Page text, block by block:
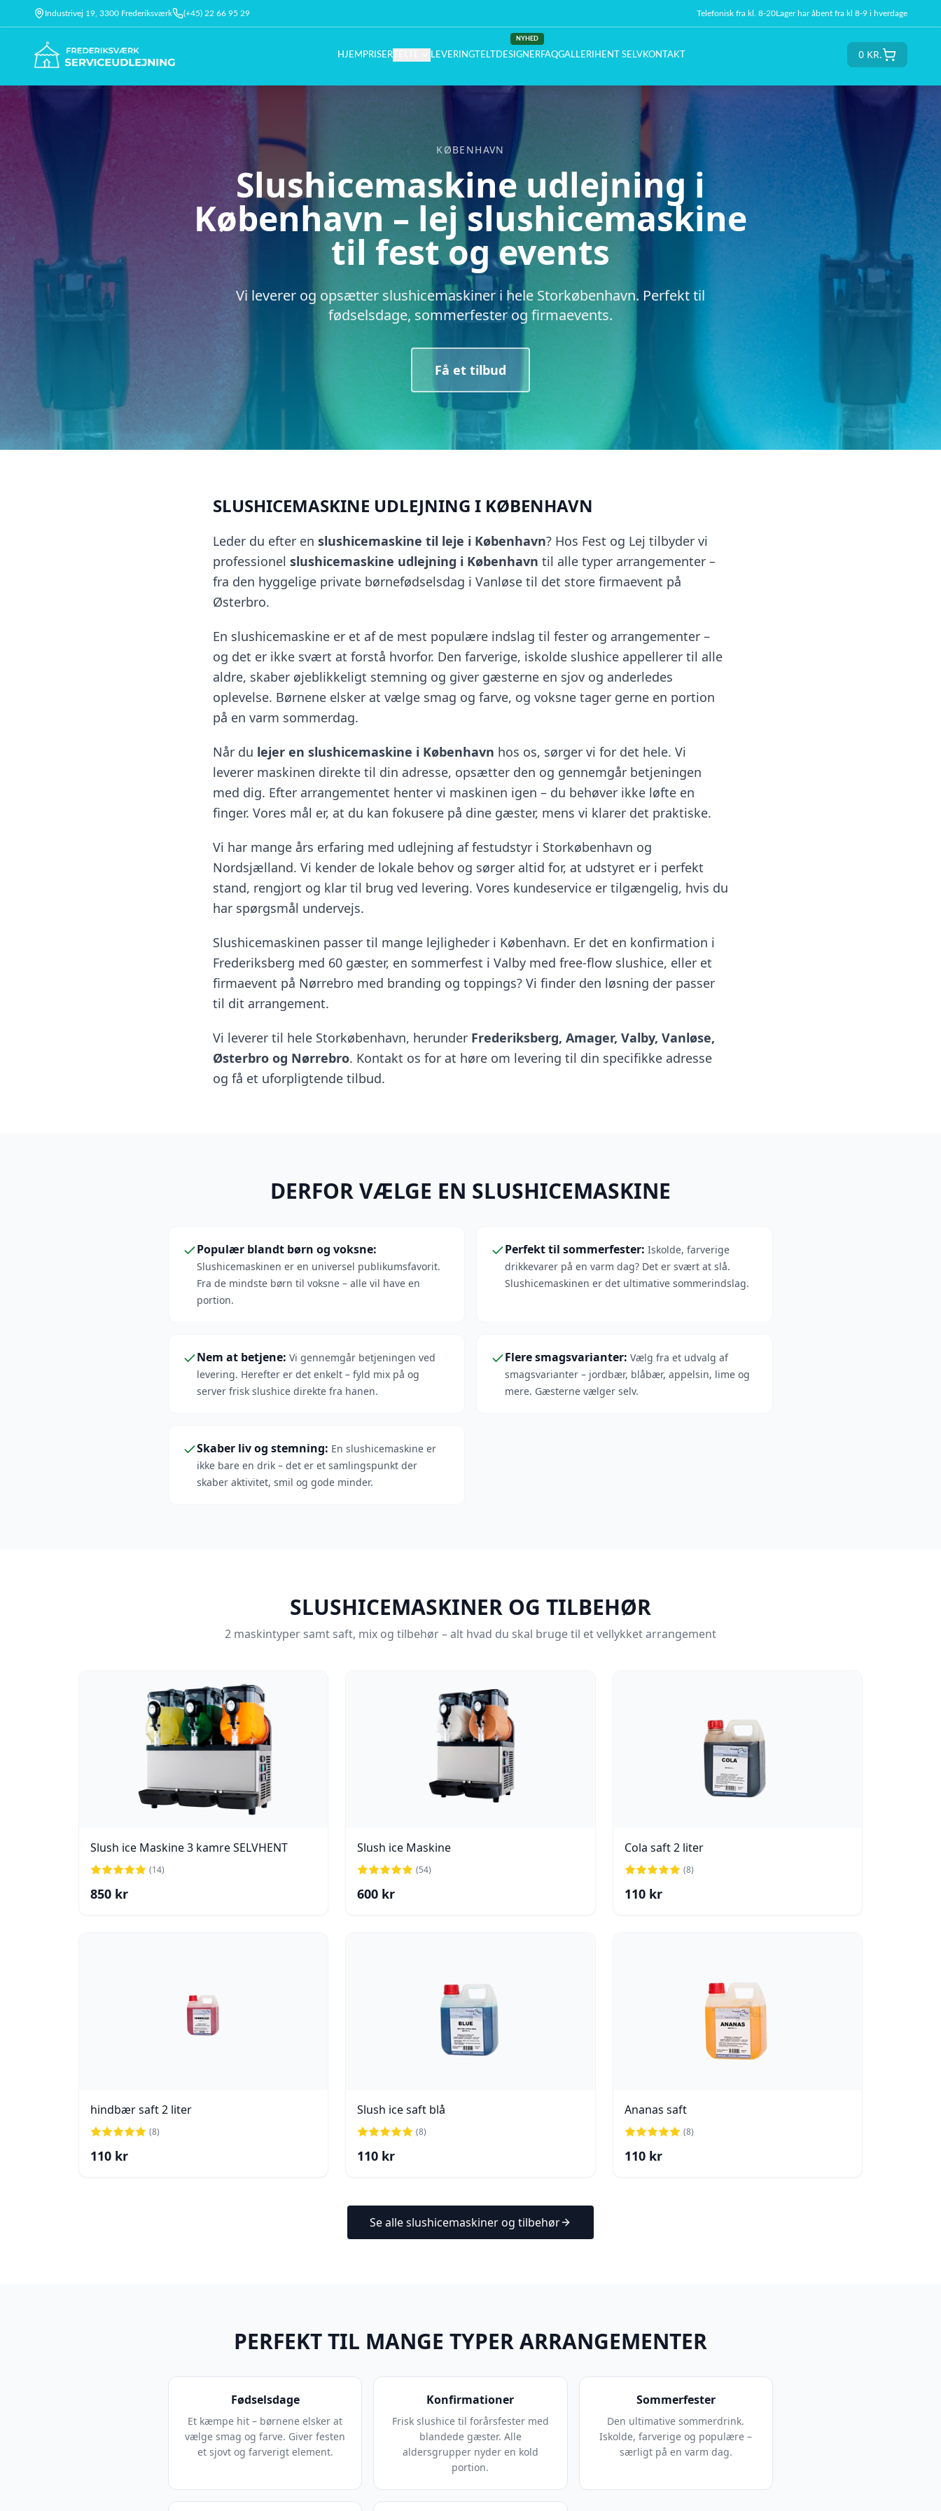
Industrivej 19, 3300 Frederiksværk (+45) 22 66 95 29 Telefonisk fra kl. 8-20Lager har åbent fra kl 8-9 i hverdage
HJEM PRISERTELTE LEVERINGTELTDESIGNER
NYHED
FAQGALLERI HENT SELVKONTAKT 0KR.
KØBENHAVN
Slushicemaskine udlejning i
København – lej slushicemaskine
til fest og events
Vi leverer og opsætter slushicemaskiner i hele Storkøbenhavn. Perfekt til
fødselsdage, sommerfester og firmaevents.
Få et tilbud
SLUSHICEMASKINE UDLEJNING I KØBENHAVN
Leder du efter en slushicemaskine til leje i København? Hos Fest og Lej tilbyder vi
professionel slushicemaskine udlejning i København til alle typer arrangementer –
fra den hyggelige private børnefødselsdag i Vanløse til det store firmaevent på
Østerbro.
En slushicemaskine er et af de mest populære indslag til fester og arrangementer –
og det er ikke svært at forstå hvorfor. Den farverige, iskolde slushice appellerer til alle
aldre, skaber øjeblikkeligt stemning og giver gæsterne en sjov og anderledes
oplevelse. Børnene elsker at vælge smag og farve, og voksne tager gerne en portion
på en varm sommerdag.
Når du lejer en slushicemaskine i København hos os, sørger vi for det hele. Vi
leverer maskinen direkte til din adresse, opsætter den og gennemgår betjeningen
med dig. Efter arrangementet henter vi maskinen igen – du behøver ikke løfte en
finger. Vores mål er, at du kan fokusere på dine gæster, mens vi klarer det praktiske.
Vi har mange års erfaring med udlejning af festudstyr i Storkøbenhavn og
Nordsjælland. Vi kender de lokale behov og sørger altid for, at udstyret er i perfekt
stand, rengjort og klar til brug ved levering. Vores kundeservice er tilgængelig, hvis du
har spørgsmål undervejs.
Slushicemaskinen passer til mange lejligheder i København. Er det en konfirmation i
Frederiksberg med 60 gæster, en sommerfest i Valby med free-flow slushice, eller et
firmaevent på Nørrebro med branding og toppings? Vi finder den løsning der passer
til dit arrangement.
Vi leverer til hele Storkøbenhavn, herunder Frederiksberg, Amager, Valby, Vanløse,
Østerbro og Nørrebro. Kontakt os for at høre om levering til din specifikke adresse
og få et uforpligtende tilbud.
DERFOR VÆLGE EN SLUSHICEMASKINE
Populær blandt børn og voksne:
Slushicemaskinen er en universel publikumsfavorit.
Fra de mindste børn til voksne – alle vil have en
portion.
Perfekt til sommerfester: Iskolde, farverige
drikkevarer på en varm dag? Det er svært at slå.
Slushicemaskinen er det ultimative sommerindslag.
Nem at betjene: Vi gennemgår betjeningen ved
levering. Herefter er det enkelt – fyld mix på og
server frisk slushice direkte fra hanen.
Flere smagsvarianter: Vælg fra et udvalg af
smagsvarianter – jordbær, blåbær, appelsin, lime og
mere. Gæsterne vælger selv.
Skaber liv og stemning: En slushicemaskine er
ikke bare en drik – det er et samlingspunkt der
skaber aktivitet, smil og gode minder.
SLUSHICEMASKINER OG TILBEHØR
2 maskintyper samt saft, mix og tilbehør – alt hvad du skal bruge til et vellykket arrangement
Slush ice Maskine 3 kamre SELVHENT
(14)
850 kr
Slush ice Maskine
(54)
600 kr
Cola saft 2 liter
(8)
110kr
hindbær saft 2 liter
(8)
110 kr
Slush ice saft blå
(8)
110 kr
Ananas saft
(8)
110kr
Se alle slushicemaskiner og tilbehør
PERFEKT TIL MANGE TYPER ARRANGEMENTER
Fødselsdage
Et kæmpe hit – børnene elsker at
vælge smag og farve. Giver festen
et sjovt og farverigt element.
Konfirmationer
Frisk slushice til forårsfester med
blandede gæster. Alle
aldersgrupper nyder en kold
portion.
Sommerfester
Den ultimative sommerdrink.
Iskolde, farverige og populære –
særligt på en varm dag.